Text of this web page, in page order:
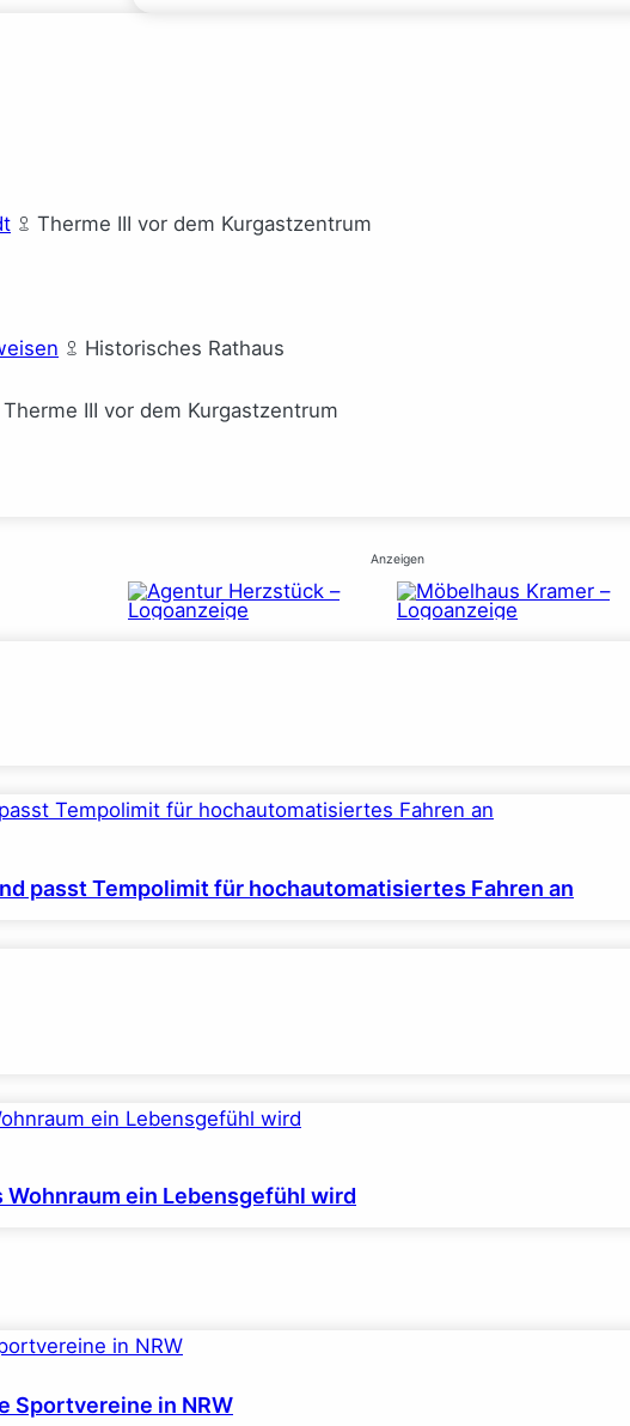
Therme III vor dem Kurgastzentrum
Historisches Rathaus
Therme III vor dem Kurgastzentrum
Anzeigen
passt Tempolimit für hochautomatisiertes Fahren an
Wohnraum ein Lebensgefühl wird
Sportvereine in NRW